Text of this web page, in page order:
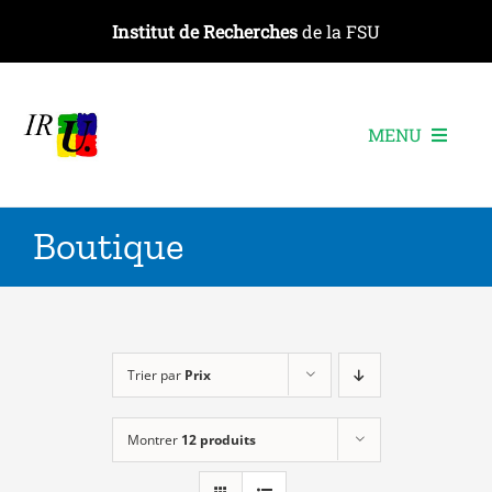
contenu
Institut de Recherchesde la FSU
MENU
Les recherches
Les événements
Boutique
Trier par Prix
Montrer 12 produits